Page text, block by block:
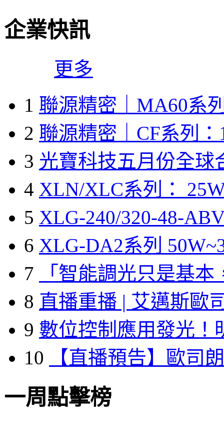
企業快訊
更多
1 聯源精密｜MA60系
2 聯源精密｜CF系列：
3 光寶科技五月份全球
4 XLN/XLC系列：
5 XLG-240/320-48-
6 XLG-DA2系列
7
「智能調光只是基本
8 直播重播 | 艾邁斯歐
9 數位控制應用發光！
10
【直播預告】歐司
一周點擊榜